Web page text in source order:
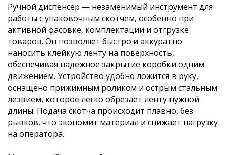
Ручной диспенсер — незаменимый инструмент для
работы с упаковочным скотчем, особенно при
активной фасовке, комплектации и отгрузке
товаров. Он позволяет быстро и аккуратно
наносить клейкую ленту на поверхность,
обеспечивая надежное закрытие коробки одним
движением. Устройство удобно ложится в руку,
оснащено прижимным роликом и острым стальным
лезвием, которое легко обрезает ленту нужной
длины. Подача скотча происходит плавно, без
рывков, что экономит материал и снижает нагрузку
на оператора.